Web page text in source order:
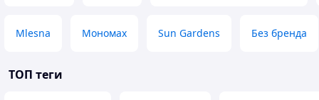
Mlesna Мономах Sun Gardens Без бренда
ТОП теги